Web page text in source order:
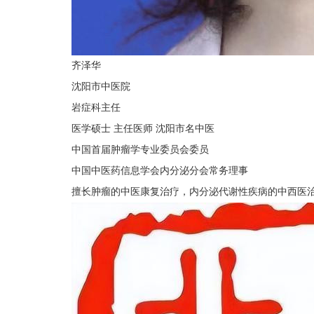
齐泽华
沈阳市中医院
岩症科主任
医学硕士 主任医师 沈阳市名中医
中国首届肿瘤学专业委员会委员
中国中医药信息学会内分泌分会常务理事
擅长肿瘤的中医康复治疗，内分泌代谢性疾病的中西医